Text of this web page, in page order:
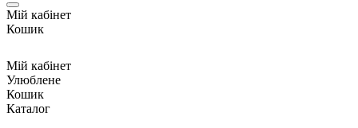
Мій кабінет
Кошик
Мій кабінет
Улюблене
Кошик
Каталог